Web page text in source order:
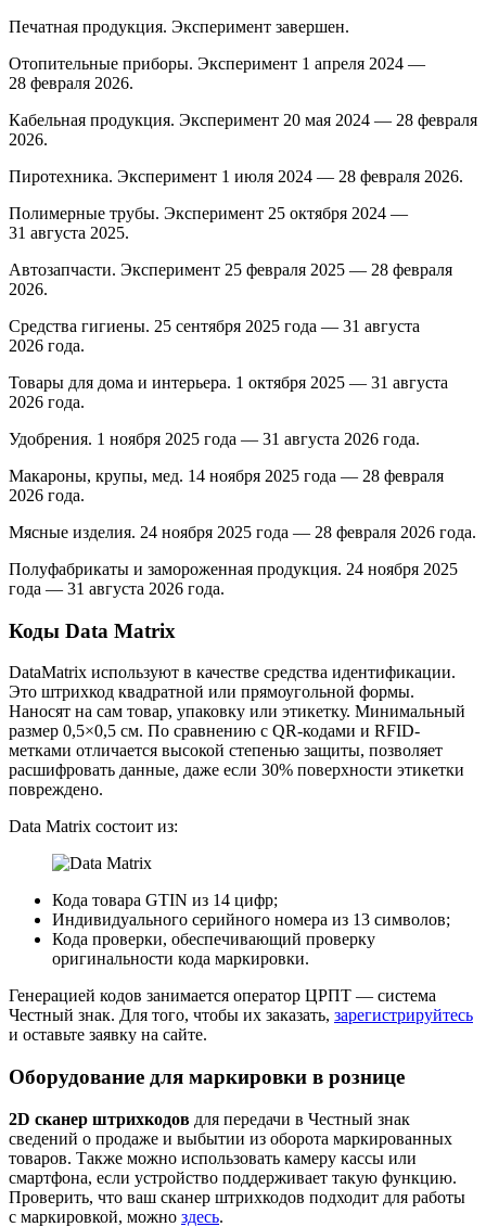
Печатная продукция. Эксперимент завершен.
Отопительные приборы. Эксперимент 1 апреля 2024 —
28 февраля 2026.
Кабельная продукция. Эксперимент 20 мая 2024 — 28 февраля
2026.
Пиротехника. Эксперимент 1 июля 2024 — 28 февраля 2026.
Полимерные трубы. Эксперимент 25 октября 2024 —
31 августа 2025.
Автозапчасти. Эксперимент 25 февраля 2025 — 28 февраля
2026.
Средства гигиены. 25 сентября 2025 года — 31 августа
2026 года.
Товары для дома и интерьера. 1 октября 2025 — 31 августа
2026 года.
Удобрения. 1 ноября 2025 года — 31 августа 2026 года.
Макароны, крупы, мед. 14 ноября 2025 года — 28 февраля
2026 года.
Мясные изделия. 24 ноября 2025 года — 28 февраля 2026 года.
Полуфабрикаты и замороженная продукция. 24 ноября 2025
года — 31 августа 2026 года.
Коды Data Matrix
DataMatrix используют в качестве средства идентификации.
Это штрихкод квадратной или прямоугольной формы.
Наносят на сам товар, упаковку или этикетку. Минимальный
размер 0,5×0,5 см. По сравнению с QR-кодами и RFID-
метками отличается высокой степенью защиты, позволяет
расшифровать данные, даже если 30% поверхности этикетки
повреждено.
Data Matrix состоит из:
Кода товара GTIN из 14 цифр;
Индивидуального серийного номера из 13 символов;
Кода проверки, обеспечивающий проверку
оригинальности кода маркировки.
Генерацией кодов занимается оператор ЦРПТ — система
Честный знак. Для того, чтобы их заказать, зарегистрируйтесь
и оставьте заявку на сайте.
Оборудование для маркировки в рознице
2D сканер штрихкодов для передачи в Честный знак
сведений о продаже и выбытии из оборота маркированных
товаров. Также можно использовать камеру кассы или
смартфона, если устройство поддерживает такую функцию.
Проверить, что ваш сканер штрихкодов подходит для работы
с маркировкой, можно здесь.